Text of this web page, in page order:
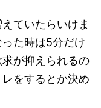
ていたらいけま
た時は5分だけ
が抑えられるの
をするとか決め